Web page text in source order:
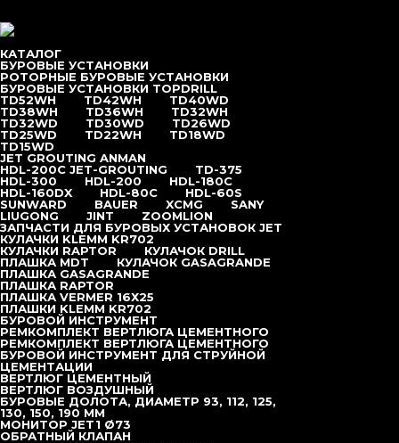
КАТАЛОГ
БУРОВЫЕ УСТАНОВКИ
РОТОРНЫЕ БУРОВЫЕ УСТАНОВКИ
БУРОВЫЕ УСТАНОВКИ TOPDRILL
TD52WH
TD42WH
TD40WD
TD38WH
TD36WH
TD32WH
TD32WD
TD30WD
TD26WD
TD25WD
TD22WH
TD18WD
TD15WD
JET GROUTING ANMAN
HDL-200C JET-GROUTING
TD-375
HDL-300
HDL-200
HDL-180С
HDL-160DX
HDL-80C
HDL-60S
SUNWARD
BAUER XCMG
SANY
LIUGONG
JINT
ZOOMLION
ЗАПЧАСТИ ДЛЯ БУРОВЫХ УСТАНОВОК JET
КУЛАЧКИ KLEMM KR702
КУЛАЧКИ RAPTOR
КУЛАЧОК DRILL
ПЛАШКА MDT
КУЛАЧОК GASAGRANDE
ПЛАШКА GASAGRANDE
ПЛАШКА RAPTOR
ПЛАШКА VERMER 16Х25
ПЛАШКИ KLEMM KR702
БУРОВОЙ ИНСТРУМЕНТ
РЕМКОМПЛЕКТ ВЕРТЛЮГА ЦЕМЕНТНОГО
РЕМКОМПЛЕКТ ВЕРТЛЮГА ЦЕМЕНТНОГО
БУРОВОЙ ИНСТРУМЕНТ ДЛЯ СТРУЙНОЙ
ЦЕМЕНТАЦИИ
ВЕРТЛЮГ ЦЕМЕНТНЫЙ
ВЕРТЛЮГ ВОЗДУШНЫЙ
БУРОВЫЕ ДОЛОТА, ДИАМЕТР 93, 112, 125,
130, 150, 190 ММ
МОНИТОР JET1 Ø73
ОБРАТНЫЙ КЛАПАН
Главная / Каталог Буровые установки
Буровые установки Topdrill
/
Многофункциональная буровая установка TD30WD
Буровые установки Topdrill
TD15WD
TD18WD
TD22WH
TD25WD
TD26WD